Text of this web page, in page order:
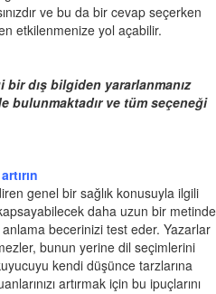
ve bu da bir cevap seçerken
etkilenmenize yol açabilir.
dış bilgiden yararlanmanız
bulunmaktadır ve tüm seçeneği
genel bir sağlık konusuyla ilgili
daha uzun bir metinde
becerinizi test eder. Yazarlar
bunun yerine dil seçimlerini
kendi düşünce tarzlarına
artırmak için bu ipuçlarını